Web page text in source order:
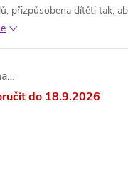
přizpůsobena dítěti tak,
18.9.2026